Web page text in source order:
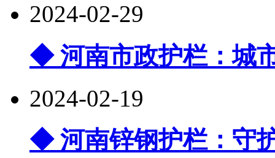
2024-02-29
◆ 河南市政护栏：城
2024-02-19
◆ 河南锌钢护栏：守